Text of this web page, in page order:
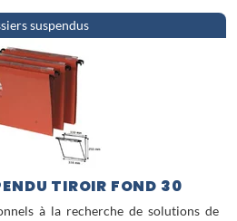
suspendus
TIROIR FOND 30
à la recherche de solutions de